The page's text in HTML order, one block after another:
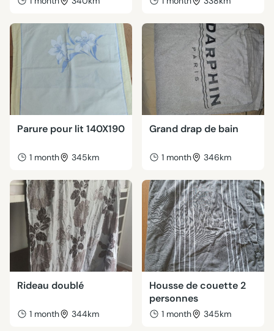
Parure pour lit 140X190
1 month 345km
Grand drap de bain
1 month 346km
Rideau doublé
1 month 344km
Housse de couette 2
personnes
1 month 345km